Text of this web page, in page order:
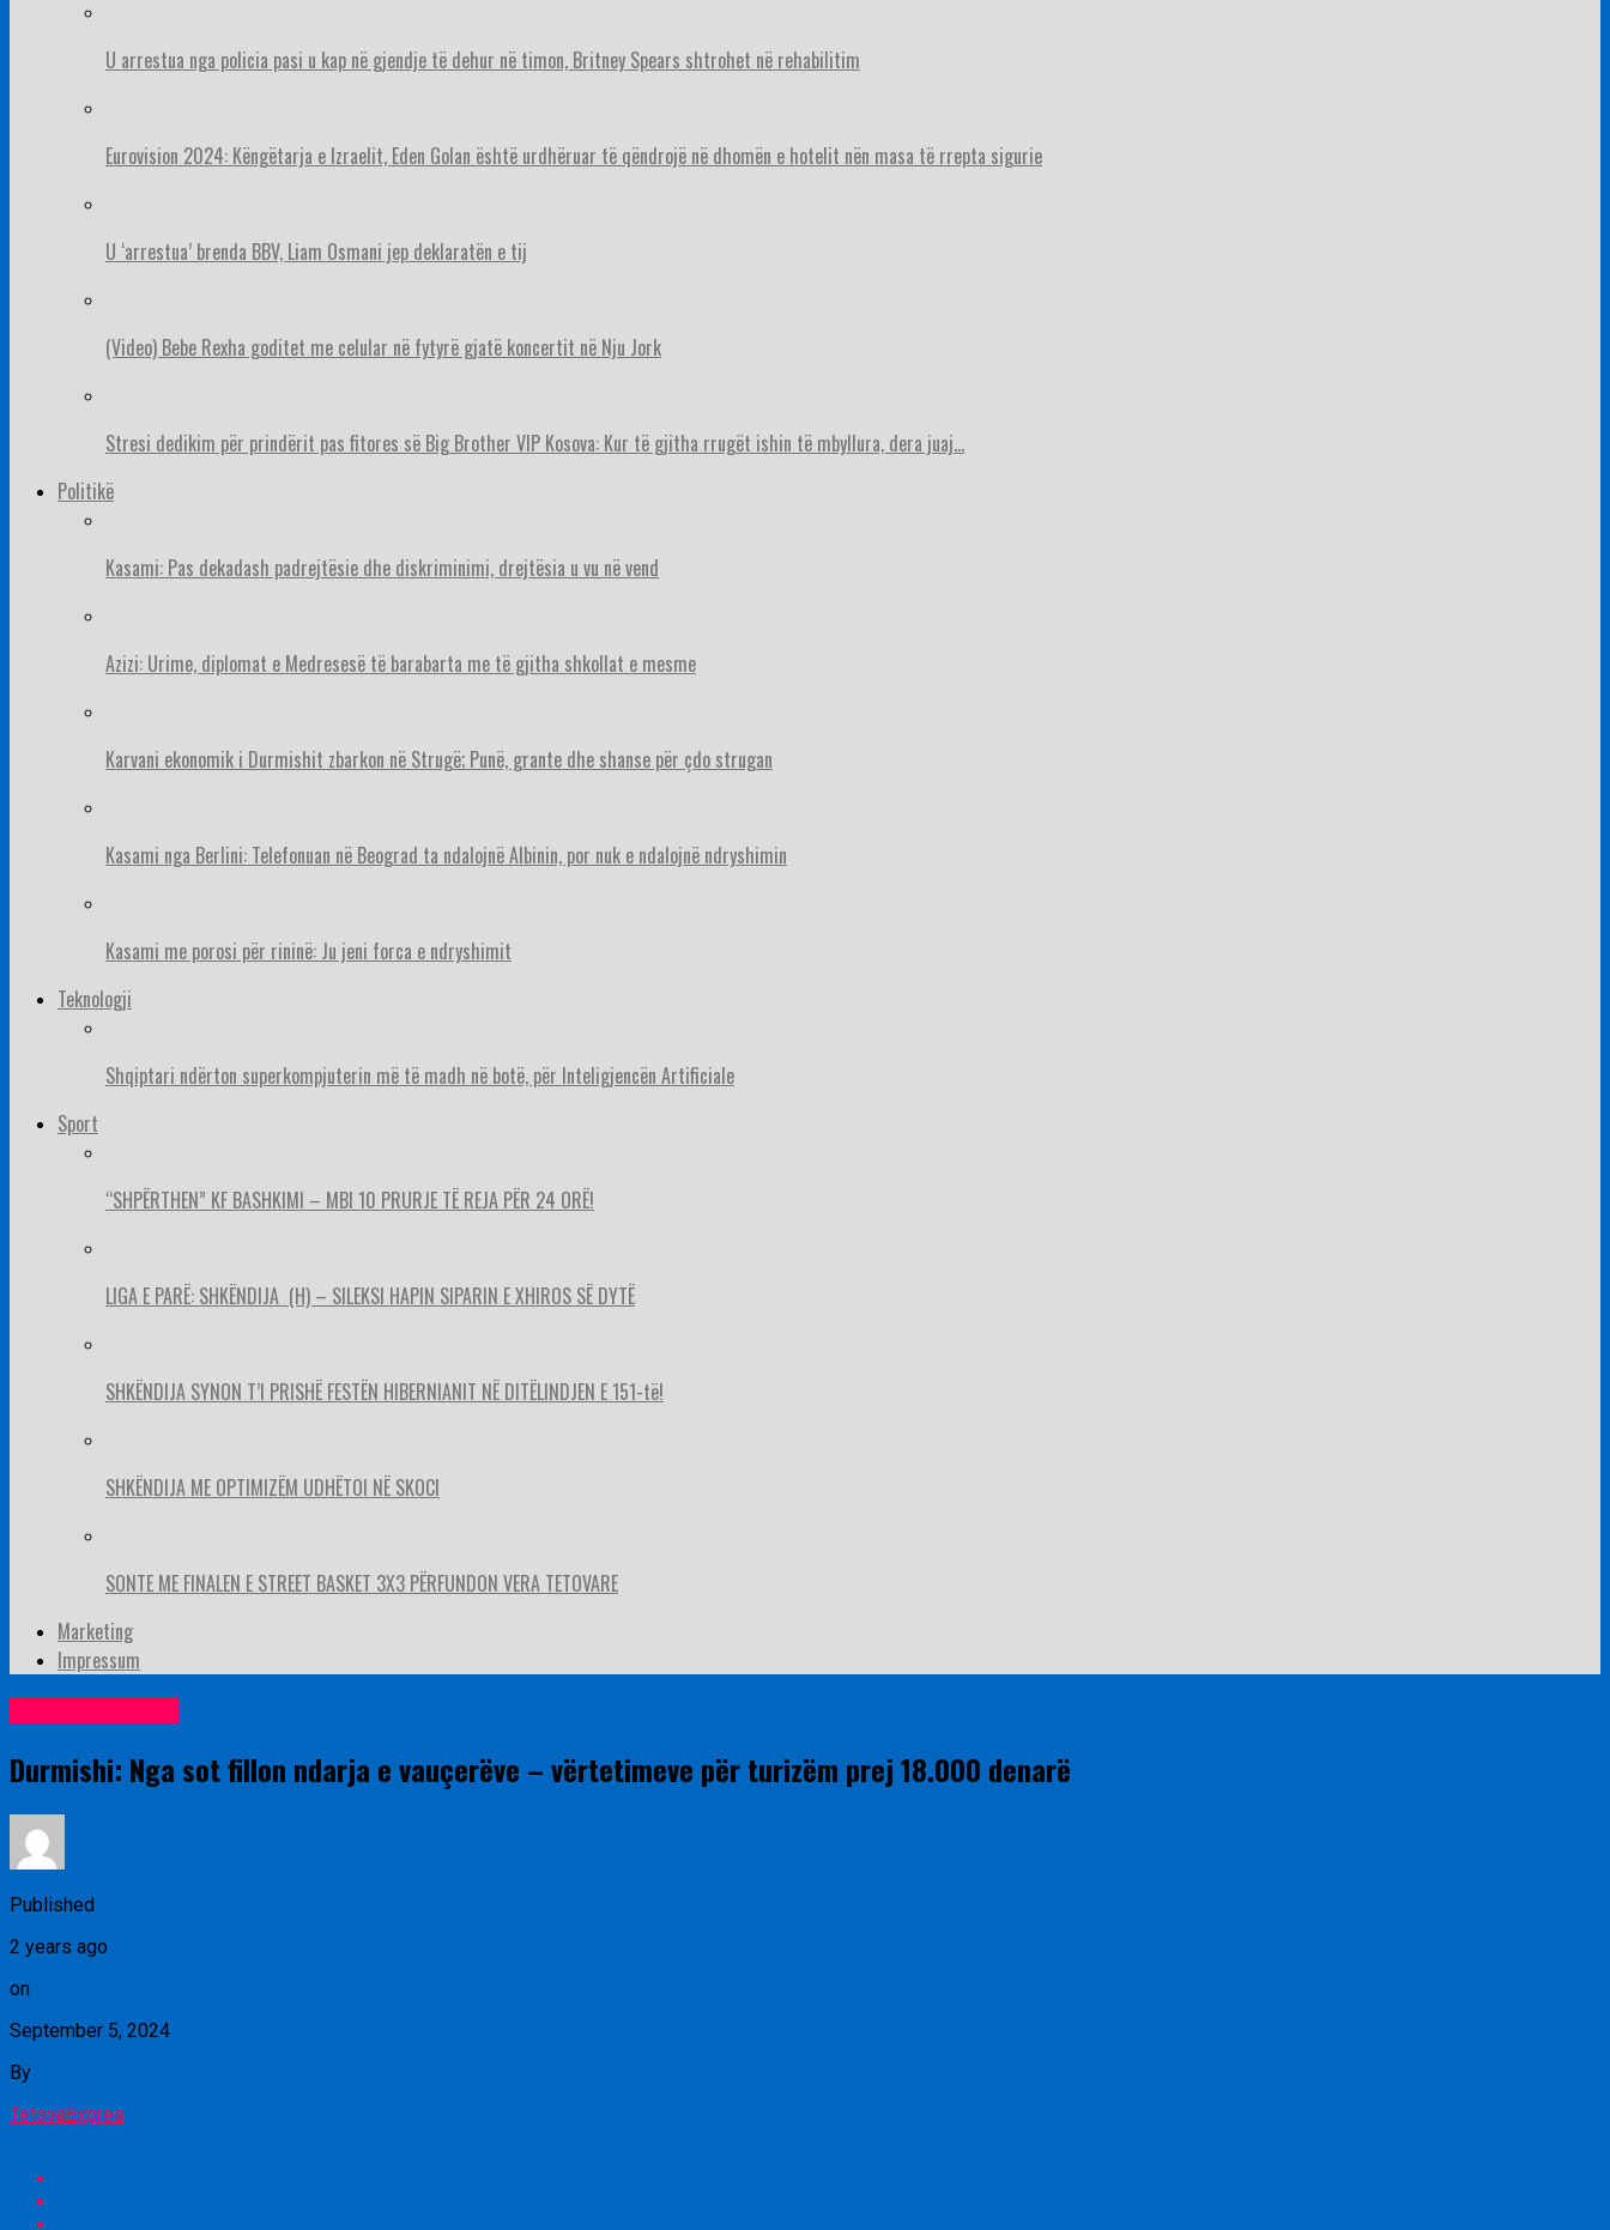
U arrestua nga policia pasi u kap në gjendje të dehur në timon, Britney Spears shtrohet në rehabilitim
Eurovision 2024: Këngëtarja e Izraelit, Eden Golan është urdhëruar të qëndrojë në dhomën e hotelit nën masa të rrepta sigurie
U ‘arrestua’ brenda BBV, Liam Osmani jep deklaratën e tij
(Video) Bebe Rexha goditet me celular në fytyrë gjatë koncertit në Nju Jork
Stresi dedikim për prindërit pas fitores së Big Brother VIP Kosova: Kur të gjitha rrugët ishin të mbyllura, dera juaj…
Politikë
Kasami: Pas dekadash padrejtësie dhe diskriminimi, drejtësia u vu në vend
Azizi: Urime, diplomat e Medresesë të barabarta me të gjitha shkollat e mesme
Karvani ekonomik i Durmishit zbarkon në Strugë; Punë, grante dhe shanse për çdo strugan
Kasami nga Berlini: Telefonuan në Beograd ta ndalojnë Albinin, por nuk e ndalojnë ndryshimin
Kasami me porosi për rininë: Ju jeni forca e ndryshimit
Teknologji
Shqiptari ndërton superkompjuterin më të madh në botë, për Inteligjencën Artificiale
Sport
“SHPËRTHEN” KF BASHKIMI – MBI 10 PRURJE TË REJA PËR 24 ORË!
LIGA E PARË: SHKËNDIJA (H) – SILEKSI HAPIN SIPARIN E XHIROS SË DYTË
SHKËNDIJA SYNON T’I PRISHË FESTËN HIBERNIANIT NË DITËLINDJEN E 151-të!
SHKËNDIJA ME OPTIMIZËM UDHËTOI NË SKOCI
SONTE ME FINALEN E STREET BASKET 3X3 PËRFUNDON VERA TETOVARE
Marketing
Impressum
Durmishi: Nga sot fillon ndarja e vauçerëve – vërtetimeve për turizëm prej 18.000 denarë
Published
2 years ago
on
September 5, 2024
By
TetovaExpres